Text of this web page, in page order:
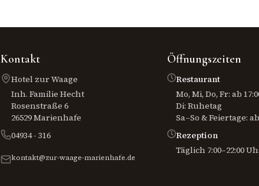
Kontakt
Hotel zur Waage
Inh. Familie Hecht
Rosenstraße 6
26529 Marienhafe
04934 - 316
kontakt@zur-waage-marienhafe.de
Öffnungszeiten
Restaurant
Mo, Mi, Do, Fr: ab
Di: Ruhetag
Sa–So & Feiertage:
Rezeption
Täglich 7:00–22:00